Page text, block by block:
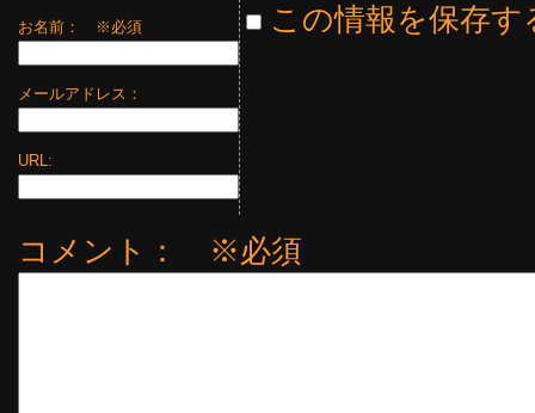
お名前： ※必須
メールアドレス：
URL:
この情報を保存す
コメント： ※必須